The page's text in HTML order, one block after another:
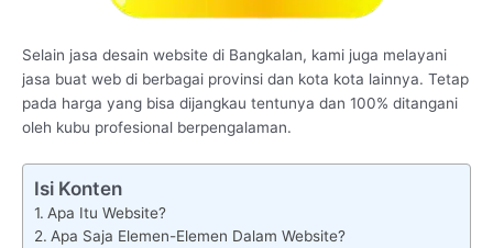
Selain jasa desain website di Bangkalan, kami juga melayani
jasa buat web di berbagai provinsi dan kota kota lainnya. Tetap
pada harga yang bisa dijangkau tentunya dan 100% ditangani
oleh kubu profesional berpengalaman.
Isi Konten
Apa Itu Website?
Apa Saja Elemen-Elemen Dalam Website?